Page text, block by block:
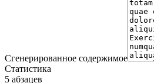
Сгенерированное содержимое
Статистика
5 абзацев